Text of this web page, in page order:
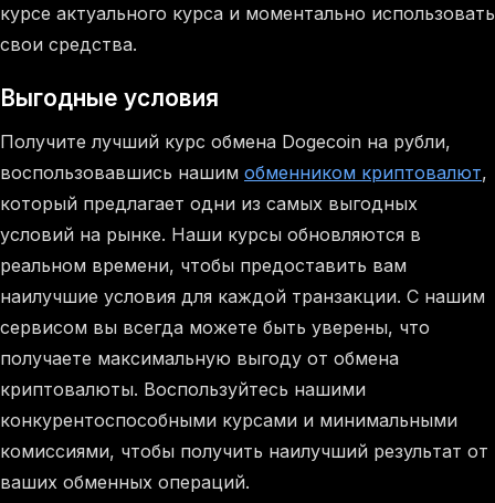
курсе актуального курса и моментально использовать
свои средства.
Выгодные условия
Получите лучший курс обмена Dogecoin на рубли,
воспользовавшись нашим обменником криптовалют,
который предлагает одни из самых выгодных
условий на рынке. Наши курсы обновляются в
реальном времени, чтобы предоставить вам
наилучшие условия для каждой транзакции. С нашим
сервисом вы всегда можете быть уверены, что
получаете максимальную выгоду от обмена
криптовалюты. Воспользуйтесь нашими
конкурентоспособными курсами и минимальными
комиссиями, чтобы получить наилучший результат от
ваших обменных операций.